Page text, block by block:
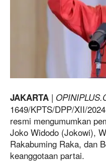
JAKARTA |
1649/KPTS/DPP/XII/
resmi mengumumkan
Joko Widodo (Jokowi),
Rakabuming Raka, dan
keanggotaan partai.